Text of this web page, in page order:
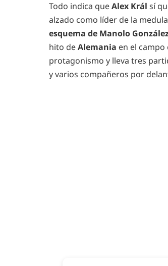
Todo indica queAlex Král sí
alzado como líder de la
esquema de Manolo
hito deAlemania en el
protagonismo y lleva tres
y varios compañeros por